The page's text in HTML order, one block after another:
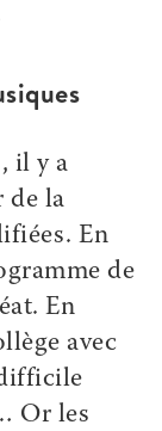
il y a
de la
En
de
En
avec
Or les